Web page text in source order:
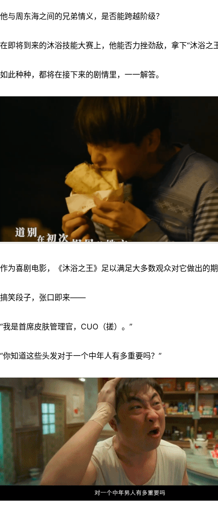
他与周东海之间的兄弟情义，是否能跨越阶级？
在即将到来的沐浴技能大赛上，他能否力挫劲敌，拿下“沐浴之
如此种种，都将在接下来的剧情里，一一解答。
作为喜剧电影，《沐浴之王》足以满足大多数观众对它做出的
搞笑段子，张口即来——
“我是首席皮肤管理官，CUO（搓）。”
“你知道这些头发对于一个中年人有多重要吗？”